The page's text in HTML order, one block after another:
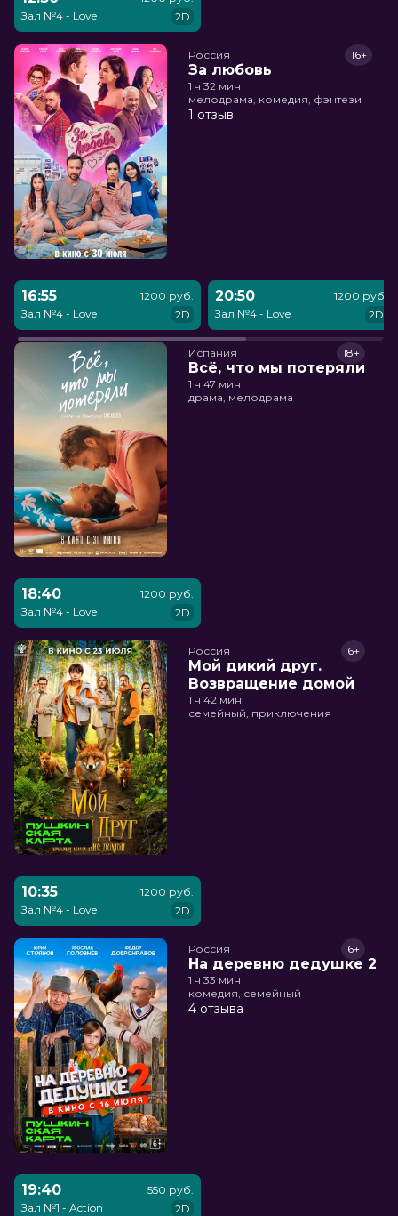
Зал №4 - Love
2D
Россия
За любовь
16+
1 ч 32 мин
мелодрама, комедия, фэнтези
1 отзыв
16:55
Зал №4 - Love
1200 руб.
2D
20:50
Зал №4 - Love
1200 руб.
2D
Испания
Всё, что мы потеряли
18+
1 ч 47 мин
драма, мелодрама
18:40
Зал №4 - Love
1200 руб.
2D
Россия
Мой дикий друг.
Возвращение домой
6+
1 ч 42 мин
семейный, приключения
10:35
Зал №4 - Love
1200 руб.
2D
Россия
На деревню дедушке 2
6+
1 ч 33 мин
комедия, семейный
4 отзыва
19:40
Зал №1 - Action
550 руб.
2D